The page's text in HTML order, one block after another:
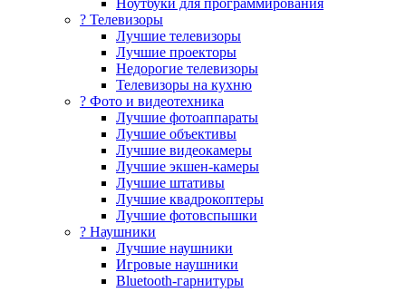
? Телевизоры
Лучшие телевизоры
Лучшие проекторы
Недорогие телевизоры
Телевизоры на кухню
? Фото и видеотехника
Лучшие фотоаппараты
Лучшие объективы
Лучшие видеокамеры
Лучшие экшен-камеры
Лучшие штативы
Лучшие квадрокоптеры
Лучшие фотовспышки
? Наушники
Лучшие наушники
Игровые наушники
Bluetooth-гарнитуры